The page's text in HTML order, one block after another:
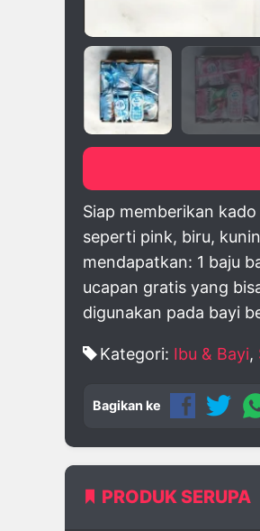
Siap memberikan
seperti pink, biru,
mendapatkan: 1 baju
ucapan gratis yang
digunakan pada bayi
Kategori: Ibu & Bayi,
Bagikan ke
PRODUK SERUPA